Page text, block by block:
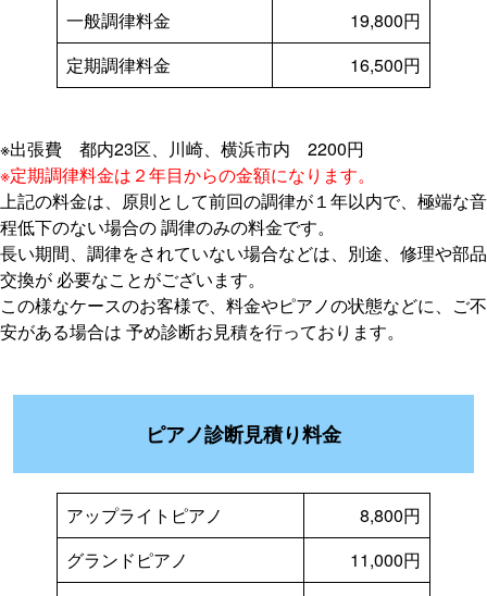
一般調律料金
19,800円
定期調律料金
16,500円
※出張費 都内23区、川崎、横浜市内 2200円
※定期調律料金は２年目からの金額になります。
上記の料金は、原則として前回の調律が１年以内で、極端な音
程低下のない場合の 調律のみの料金です。
長い期間、調律をされていない場合などは、別途、修理や部品
交換が 必要なことがございます。
この様なケースのお客様で、料金やピアノの状態などに、ご不
安がある場合は 予め診断お見積を行っております。
ピアノ診断見積り料金
アップライトピアノ
8,800円
グランドピアノ
11,000円